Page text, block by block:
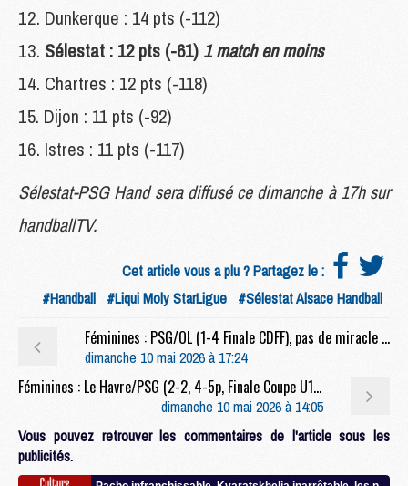
Dunkerque : 14 pts (-112)
Sélestat : 12 pts (-61) 1 match en moins
Chartres : 12 pts (-118)
Dijon : 11 pts (-92)
Istres : 11 pts (-117)
Sélestat-PSG Hand sera diffusé ce dimanche à 17h sur
handballTV.
Cet article vous a plu ? Partagez le :
#Handball #Liqui Moly StarLigue #Sélestat Alsace Handball
Féminines : PSG/OL (1-4 Finale CDFF), pas de miracle pour les Parisiennes
dimanche 10 mai 2026 à 17:24
Féminines : Le Havre/PSG (2-2, 4-5p, Finale Coupe U18F), Les Parisiennes soulèvent la première Coupe Nike U18
dimanche 10 mai 2026 à 14:05
Vous pouvez retrouver les commentaires de l'article sous les
publicités.